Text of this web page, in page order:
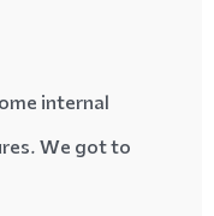
internal
. We got to